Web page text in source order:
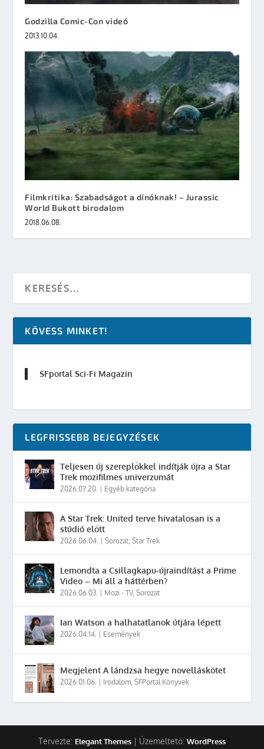
Godzilla Comic-Con videó
2013.10.04.
Filmkritika: Szabadságot a dínóknak! – Jurassic
World Bukott birodalom
2018.06.08.
KÖVESS MINKET!
SFportal Sci-Fi Magazin
LEGFRISSEBB BEJEGYZÉSEK
Teljesen új szereplőkkel indítják újra a Star
Trek mozifilmes univerzumát
2026.07.20. Egyéb kategória
A Star Trek: United terve hivatalosan is a
stúdió előtt
2026.06.04. |Sorozat ,Star Trek
Lemondta a Csillagkapu-újraindítást a Prime
Video – Mi áll a háttérben?
2026.06.03. Mozi - TV,Sorozat
Ian Watson a halhatatlanok útjára lépett
2026.04.14. Események
Megjelent A lándzsa hegye novelláskötet
2026.01.06. Irodalom ,SFPortal Könyvek
Tervezte: Elegant Themes | Üzemeltető: WordPress